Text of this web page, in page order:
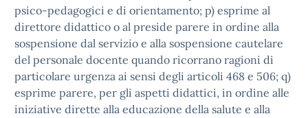
psico-pedagogici e di orientamento; p) esprime al
direttore didattico o al preside parere in ordine alla
sospensione dal servizio e alla sospensione cautelare
del personale docente quando ricorrano ragioni di
particolare urgenza ai sensi degli articoli 468 e 506; q)
esprime parere, per gli aspetti didattici, in ordine alle
iniziative dirette alla educazione della salute e alla